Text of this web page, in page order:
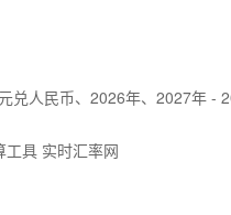
兑人民币、2026年、2027年 -
工具 实时汇率网